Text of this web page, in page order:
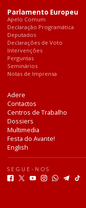
Parlamento Europeu
Apelo Comum
Declaração Programática
Deputados
Declarações de Voto
Intervenções
Perguntas
Seminários
Notas de Imprensa
Adere
Contactos
Centros de Trabalho
Dossiers
Multimedia
Festa do Avante!
English
SEGUE-NOS
F T Y I W T T